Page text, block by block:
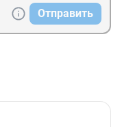
Отправить